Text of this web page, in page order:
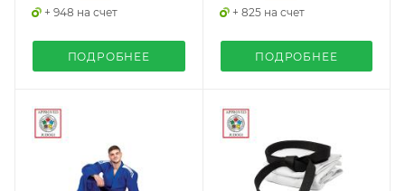
+ 948 на счет
ПОДРОБНЕЕ
+ 825 на счет
ПОДРОБНЕЕ